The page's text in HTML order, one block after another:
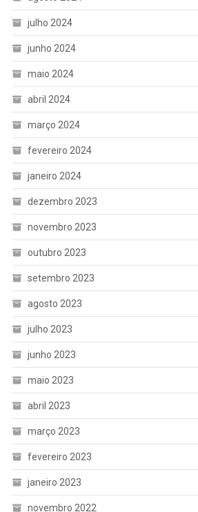
julho 2024
junho 2024
maio 2024
abril 2024
março 2024
fevereiro 2024
janeiro 2024
dezembro 2023
novembro 2023
outubro 2023
setembro 2023
agosto 2023
julho 2023
junho 2023
maio 2023
abril 2023
março 2023
fevereiro 2023
janeiro 2023
novembro 2022